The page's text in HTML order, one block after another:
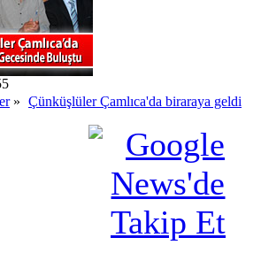
» Çünküşlüler Çamlıca'da biraraya geldi